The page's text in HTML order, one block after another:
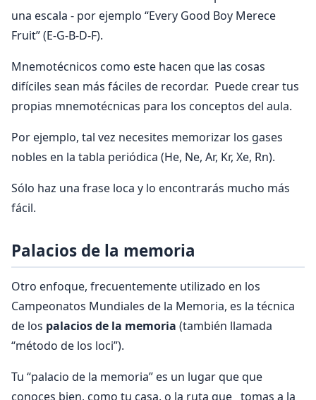
una escala - por ejemplo “Every Good Boy Merece
Fruit” (E-G-B-D-F).
Mnemotécnicos como este hacen que las cosas
difíciles sean más fáciles de recordar. Puede crear tus
propias mnemotécnicas para los conceptos del aula.
Por ejemplo, tal vez necesites memorizar los gases
nobles en la tabla periódica (He, Ne, Ar, Kr, Xe, Rn).
Sólo haz una frase loca y lo encontrarás mucho más
fácil.
Palacios de la memoria
Otro enfoque, frecuentemente utilizado en los
Campeonatos Mundiales de la Memoria, es la técnica
de los palacios de la memoria (también llamada
“método de los loci”).
Tu “palacio de la memoria” es un lugar que que
conoces bien, como tu casa, o la ruta que tomas a la